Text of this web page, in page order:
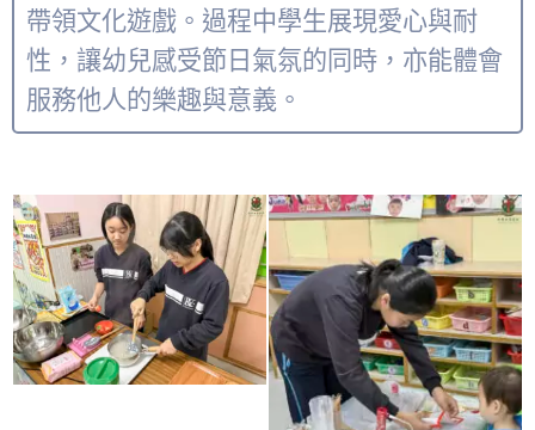
帶領文化遊戲。過程中學生展現愛心與耐
性，讓幼兒感受節日氣氛的同時，亦能體會
服務他人的樂趣與意義。